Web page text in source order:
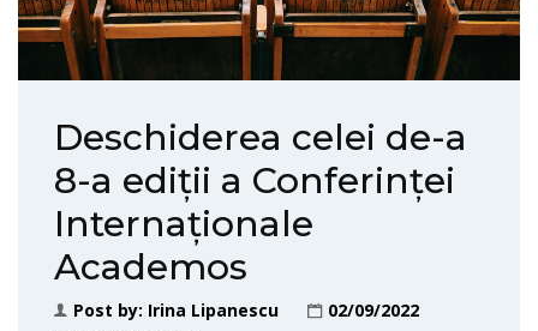
Deschiderea celei de-a
8-a ediții a Conferinței
Internaționale
Academos
Post by: Irina Lipanescu
02/09/2022